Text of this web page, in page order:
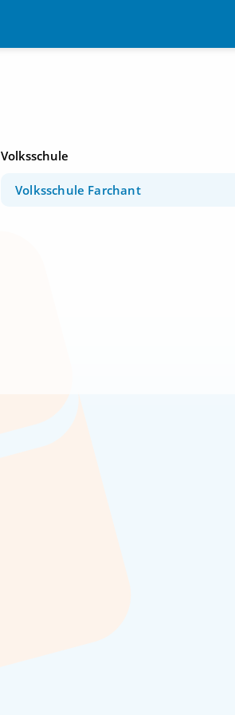
Volksschule
Volksschule Farchant